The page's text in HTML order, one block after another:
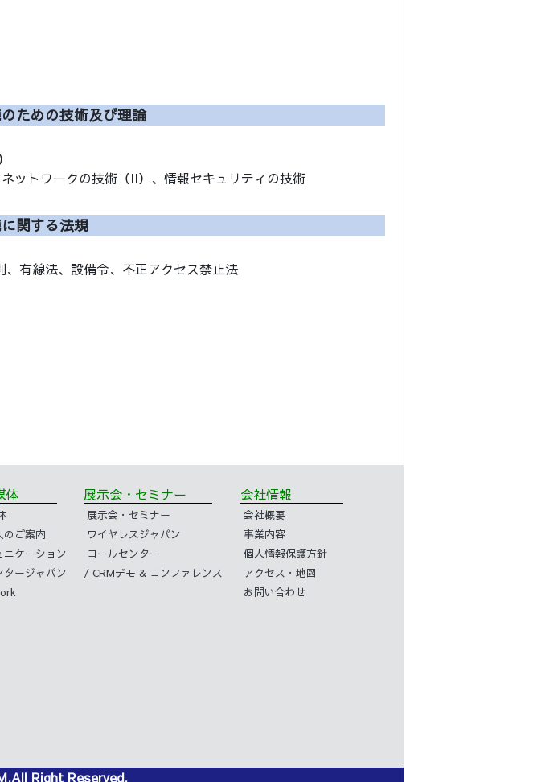
ための技術及び理論
ットワークの技術（II）、情報セキュリティの技術
関する法規
有線法、設備令、不正アクセス禁止法
媒体
のご案内
ニケーション
タージャパン
展示会・セミナー
展示会・セミナー
ワイヤレスジャパン
コールセンター
/ CRMデモ & コンファレンス
会社情報
会社概要
事業内容
個人情報保護方針
アクセス・地図
お問い合わせ
Right Reserved.